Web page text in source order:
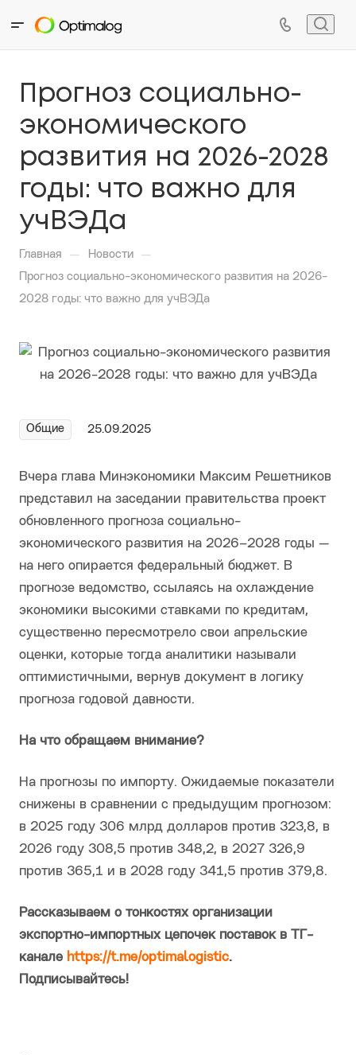
Прогноз социально-
экономического
развития на 2026-2028
годы: что важно для
учВЭДа
Главная — Новости —
Прогноз социально-экономического развития на 2026-
2028 годы: что важно для учВЭДа
Общие 25.09.2025
Вчера глава Минэкономики Максим Решетников
представил на заседании правительства проект
обновленного прогноза социально-
экономического развития на 2026–2028 годы —
на него опирается федеральный бюджет. В
прогнозе ведомство, ссылаясь на охлаждение
экономики высокими ставками по кредитам,
существенно пересмотрело свои апрельские
оценки, которые тогда аналитики называли
оптимистичными, вернув документ в логику
прогноза годовой давности.
На что обращаем внимание?
На прогнозы по импорту. Ожидаемые показатели
снижены в сравнении с предыдущим прогнозом:
в 2025 году 306 млрд долларов против 323,8, в
2026 году 308,5 против 348,2, в 2027 326,9
против 365,1 и в 2028 году 341,5 против 379,8.
Рассказываем о тонкостях организации
экспортно-импортных цепочек поставок в ТГ-
канале https://t.me/optimalogistic.
Подписывайтесь!